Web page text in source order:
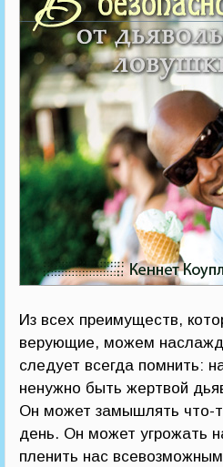
Из всех преимуществ,
верующие, можем
следует всегда помнить:
ненужно быть жертвой
Он может замышлять что-
день. Он может угрожать
пленить нас